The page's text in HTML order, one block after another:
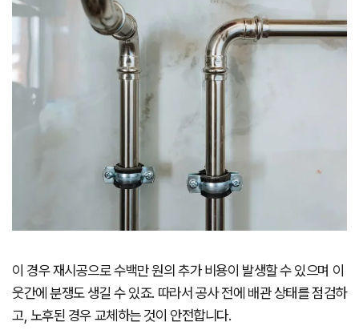
이 경우 재시공으로 수백만 원의 추가 비용이 발생할 수 있으며 이
웃간에 분쟁도 생길 수 있죠. 따라서 공사 전에 배관 상태를 점검하
고, 노후된 경우 교체하는 것이 안전합니다.